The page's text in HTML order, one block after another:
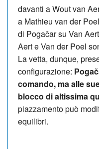
davanti a Wout van
a Mathieu van der
di Pogačar su Van
Aert e Van der Poel
La vetta, dunque,
configurazione:
comando, ma alle
blocco di altissima
piazzamento può
equilibri.